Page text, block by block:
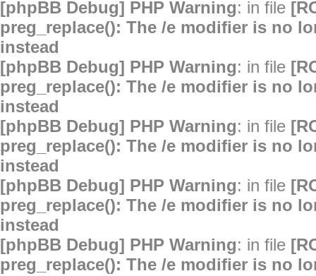
[phpBB Debug] PHP Warning: in file
preg_replace(): The /e modifier is no
instead
[phpBB Debug] PHP Warning: in file
preg_replace(): The /e modifier is no
instead
[phpBB Debug] PHP Warning: in file
preg_replace(): The /e modifier is no
instead
[phpBB Debug] PHP Warning: in file
preg_replace(): The /e modifier is no
instead
[phpBB Debug] PHP Warning: in file
preg_replace(): The /e modifier is no